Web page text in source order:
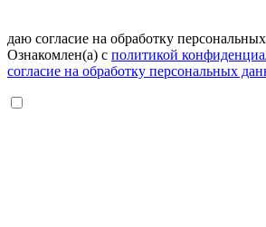
даю согласие на обработку
Ознакомлен(а) с политикой
согласие на обработку персональных